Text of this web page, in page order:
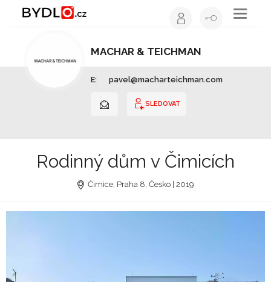
Toggle
MACHAR & TEICHMAN
E: pavel@macharteichman.com
SLEDOVAT
Rodinný dům v Čimicích
Čimice, Praha 8, Česko | 2019